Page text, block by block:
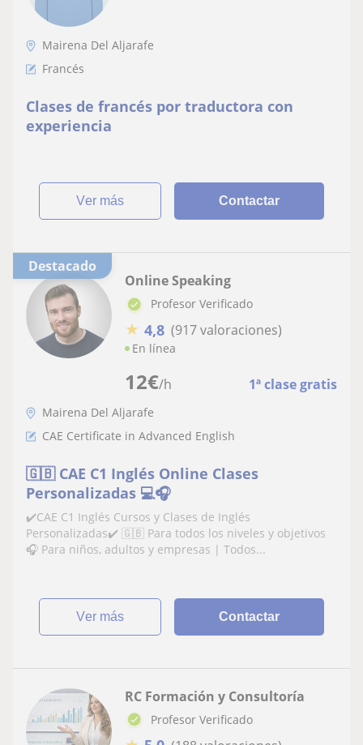
Mairena Del Aljarafe
Francés
Clases de francés por traductora con
experiencia
ver más Contactar
Destacado
12€/h 1ª clase gratis
Online Speaking
Profesor Verificado
★ 4,8 (917 valoraciones)
En línea
Mairena Del Aljarafe
CAE Certificate in Advanced English
🇬🇧 CAE C1 Inglés Online Clases
Personalizadas 💻🎧
✔️CAE C1 Inglés Cursos y Clases de Inglés
Personalizadas✔️ 🇬🇧 Para todos los niveles y objetivos
🎧 Para niños, adultos y empresas | Todos...
ver más Contactar
RC Formación y Consultoría
Profesor Verificado